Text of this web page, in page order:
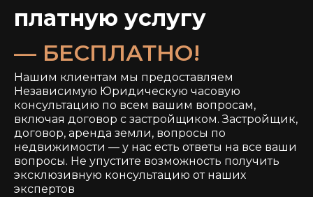
платную услугу
— БЕСПЛАТНО!
Нашим клиентам мы предоставляем
Независимую Юридическую часовую
консультацию по всем вашим вопросам,
включая договор с застройщиком. Застройщик,
договор, аренда земли, вопросы по
недвижимости — у нас есть ответы на все ваши
вопросы. Не упустите возможность получить
эксклюзивную консультацию от наших
экспертов